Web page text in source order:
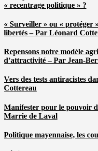
« recentrage politique » ?
« Surveiller » ou « protéger
libertés – Par Léonard
Repensons notre modèle
d’attractivité – Par Jean-
Vers des tests antiracistes
Cottereau
Manifester pour le pouvoir
Marrie de Laval
Politique mayennaise, les